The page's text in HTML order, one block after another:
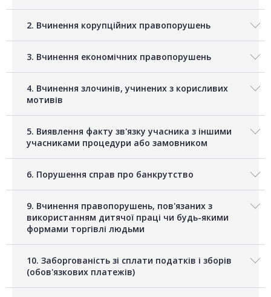
2. Вчинення корупційних правопорушень
3. Вчинення економічних правопорушень
4. Вчинення злочинів, учинених з корисливих
мотивів
5. Виявлення факту зв'язку учасника з іншими
учасниками процедури або замовником
6. Порушення справ про банкрутство
9. Вчинення правопорушень, пов'язаних з
використанням дитячої праці чи будь-якими
формами торгівлі людьми
10. Заборгованість зі сплати податків і зборів
(обов'язкових платежів)